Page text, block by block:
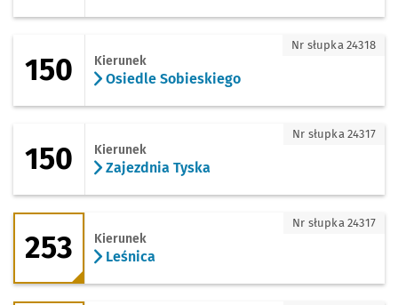
150 - kierunek Osiedle Sobieskiego
150 Kierunek
Osiedle Sobieskiego
Nr słupka 24318
150 - kierunek Zajezdnia Tyska
150 Kierunek
Zajezdnia Tyska
Nr słupka 24317
253 - kierunek Leśnica
253 Kierunek
Leśnica
Nr słupka 24317